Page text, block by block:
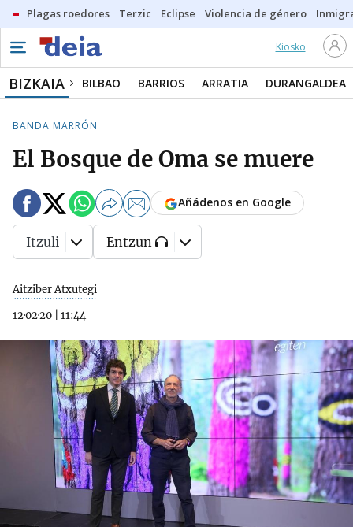
Plagas roedores Terzic Eclipse Violencia de género
Kiosko
BIZKAIA BILBAO BARRIOS ARRATIA DURANGALDEA
BANDA MARRÓN
El Bosque de Oma se muere
Aitziber Atxutegi
12·02·20
11:44
Añádenos en Google
Itzuli Entzun